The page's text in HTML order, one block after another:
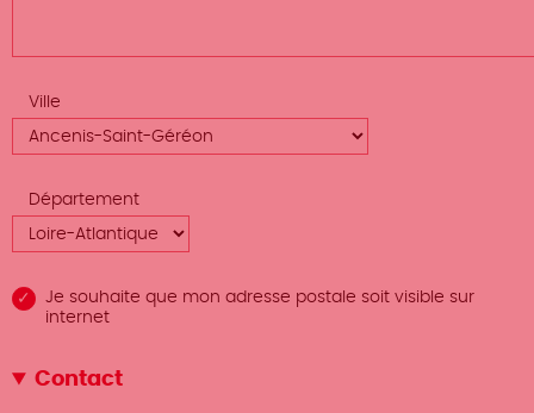
Ville
Département
Je souhaite que mon adresse postale soit visible sur
internet
Contact